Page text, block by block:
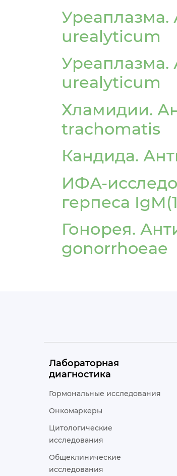
Уреаплазма.
urealyticum
Уреаплазма.
urealyticum
Хламидии.
trachomatis
Кандида.
ИФА-
герпеса
Гонорея.
gonorrhoeae
Лабораторная
диагностика
Гормональные исследования
Онкомаркеры
Цитологические
исследования
Общеклинические
исследования